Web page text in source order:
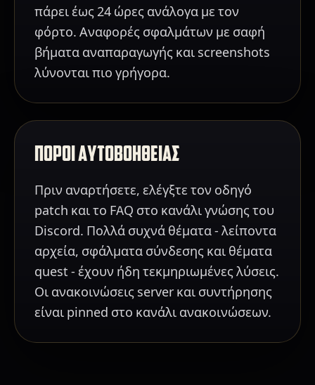
πάρει έως 24 ώρες ανάλογα με τον
φόρτο. Αναφορές σφαλμάτων με σαφή
βήματα αναπαραγωγής και screenshots
λύνονται πιο γρήγορα.
ΠΟΡΟΙ ΑΥΤΟΒΟΗΘΕΙΑΣ
Πριν αναρτήσετε, ελέγξτε τον οδηγό
patch και το FAQ στο κανάλι γνώσης του
Discord. Πολλά συχνά θέματα - λείποντα
αρχεία, σφάλματα σύνδεσης και θέματα
quest - έχουν ήδη τεκμηριωμένες λύσεις.
Οι ανακοινώσεις server και συντήρησης
είναι pinned στο κανάλι ανακοινώσεων.